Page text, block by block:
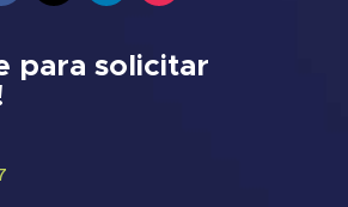
para solicitar